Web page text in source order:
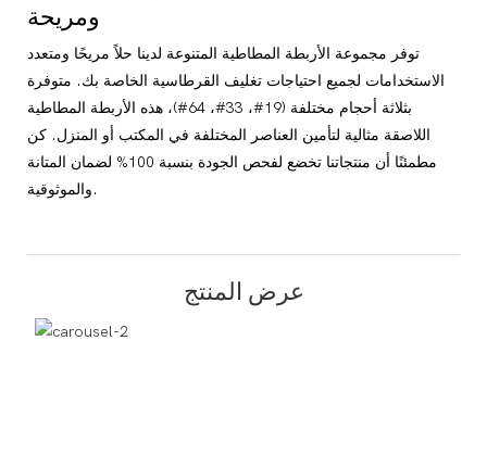
توفر مجموعة الأربطة المطاطية المتنوعة لدينا حلاً مريحًا ومتعدد
الاستخدامات لجميع احتياجات تغليف القرطاسية الخاصة بك. متوفرة
بثلاثة أحجام مختلفة (19#، 33#، 64#)، هذه الأربطة المطاطية
اللاصقة مثالية لتأمين العناصر المختلفة في المكتب أو المنزل. كن
مطمئنًا أن منتجاتنا تخضع لفحص الجودة بنسبة 100% لضمان المتانة
والموثوقية.
عرض المنتج